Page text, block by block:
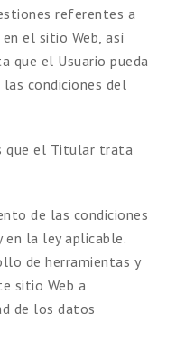
referentes a
el sitio Web, así
que el Usuario pueda
condiciones del
que el Titular trata
de las condiciones
en la ley aplicable.
de herramientas y
sitio Web a
de los datos